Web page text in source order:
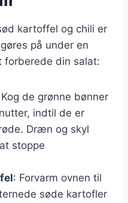
kartoffel og chili er
på under en
forberede din salat:
de grønne bønner
indtil de er
Dræn og skyl
stoppe
: Forvarm ovnen til
søde kartofler